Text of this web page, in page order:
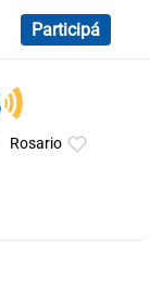
Participá
Rosario